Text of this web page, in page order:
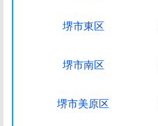
堺市東区
堺市南区
堺市美原区